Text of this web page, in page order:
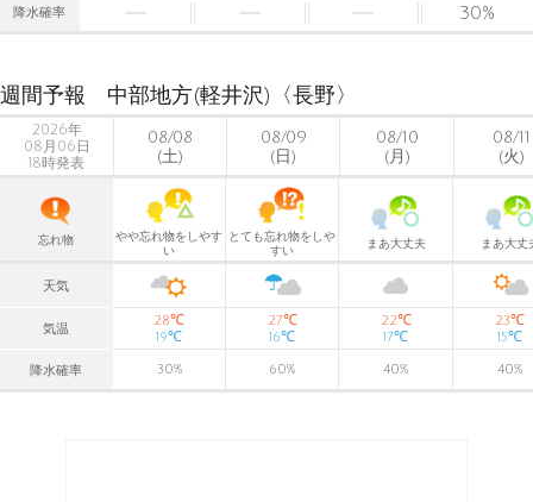
降水確率 30%
週間予報 中部地方(軽井沢)〈長野〉
2026年
08月06日
18時発表
08/08
(土)
08/09
(日)
08/10
(月)
08/11
(火)
忘れ物
やや忘れ物をしやす
い
とても忘れ物をしや
すい
まあ大丈夫 まあ大丈
天気
気温
28℃
19℃
27℃
16℃
22℃
17℃
23℃
15℃
降水確率 30% 60% 40% 40%